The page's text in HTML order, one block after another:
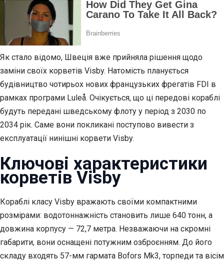
Як стало відомо, Швеція вже прийняла рішення щодо
заміни своїх корветів Visby. Натомість планується
будівництво чотирьох нових французьких фрегатів FDI в
рамках програми Luleå. Очікується, що ці передові кораблі
будуть передані шведському флоту у період з 2030 по
2034 рік. Саме вони покликані поступово вивести з
експлуатації нинішні корвети Visby.
Ключові характеристики
корветів Visby
Кораблі класу Visby вражають своїми компактними
розмірами: водотоннажність становить лише 640 тонн, а
довжина корпусу — 72,7 метра. Незважаючи на скромні
габарити, вони оснащені потужним озброєнням. До його
складу входять 57-мм гармата Bofors Mk3, торпеди та вісім